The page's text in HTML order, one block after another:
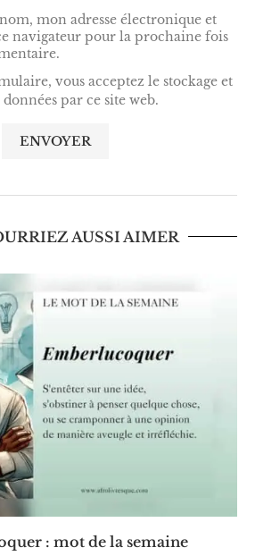
mon adresse électronique et
navigateur pour la prochaine fois
vous acceptez le stockage et
par ce site web.
AUSSI AIMER
: mot de la semaine